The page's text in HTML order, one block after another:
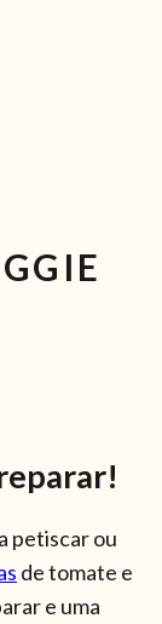
petiscar ou
de tomate e
e uma